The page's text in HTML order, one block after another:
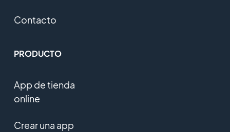
Contacto
PRODUCTO
App de tienda
online
Crear una app